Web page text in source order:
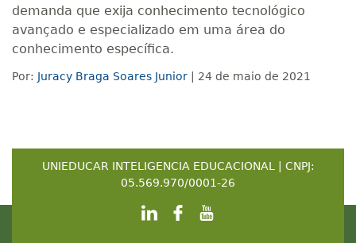
demanda que exija conhecimento tecnológico
avançado e especializado em uma área do
conhecimento específica.
Por: Juracy Braga Soares Junior | 24 de maio de 2021
UNIEDUCAR INTELIGENCIA EDUCACIONAL | CNPJ:
05.569.970/0001-26